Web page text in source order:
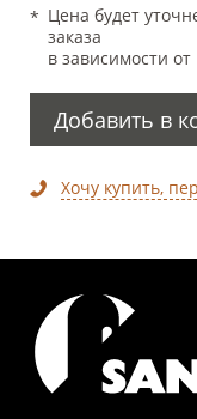
Цена будет
заказа
в зависимости
Добавить в
Хочу купить,